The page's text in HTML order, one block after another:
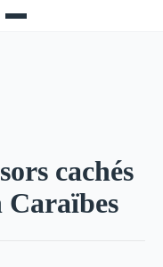
cachés
Caraïbes